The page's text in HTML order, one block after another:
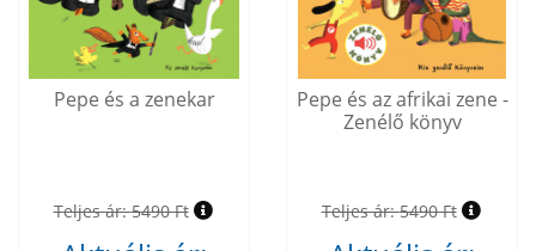
Pepe és a zenekar
Teljes ár:5490 Ft
Pepe és az afrikai zene -
Zenélő könyv
Teljes ár:5490 Ft